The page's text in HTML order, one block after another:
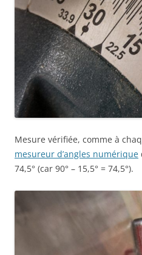
Mesure vérifiée, comme à
mesureur d’angles numérique
74,5° (car 90° – 15,5° = 74,5°).